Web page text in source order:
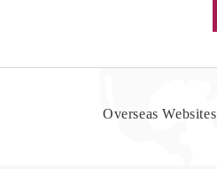
Overseas Websites